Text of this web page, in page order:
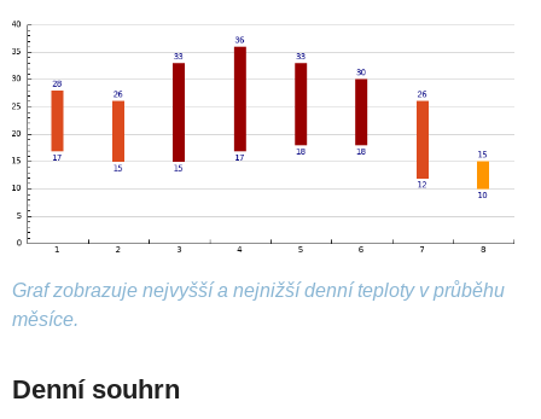
Graf zobrazuje nejvyšší a nejnižší denní teploty v průběhu
měsíce.
Denní souhrn